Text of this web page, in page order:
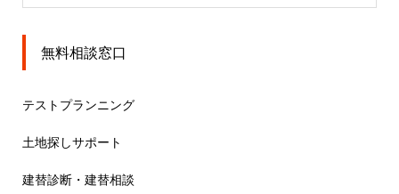
無料相談窓口
テストプランニング
土地探しサポート
建替診断・建替相談